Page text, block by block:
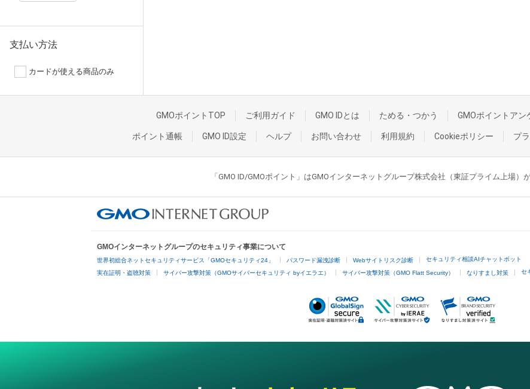
支払い方法
カードが使える商品のみ
GMOポイントTOP ご利用ガイド GMO IDとは ためる・つかう GMOポイントアン
ポイント通帳 GMO ID設定 ヘルプ お問い合わせ 利用規約 Cookieポリシー プ
「GMO ID/GMOポイント」はGMOインターネットグループ株式会社（東証プライム上場）
GMOインターネットグループのセキュリティ事業について
世界初総合ネットセキュリティサービス「GMOセキュリティ24」 パスワード漏洩診断 Webサイトリスク診断 セキュリティ相談AIチャットボット
実在証明・盗聴対策 サイバー攻撃対策（GMOサイバーセキュリティ byイエラエ） サイバー攻撃対策（GMO Flatt Security） なりすまし対策 セ